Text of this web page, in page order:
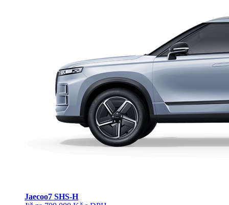
Jaecoo7 SHS-H